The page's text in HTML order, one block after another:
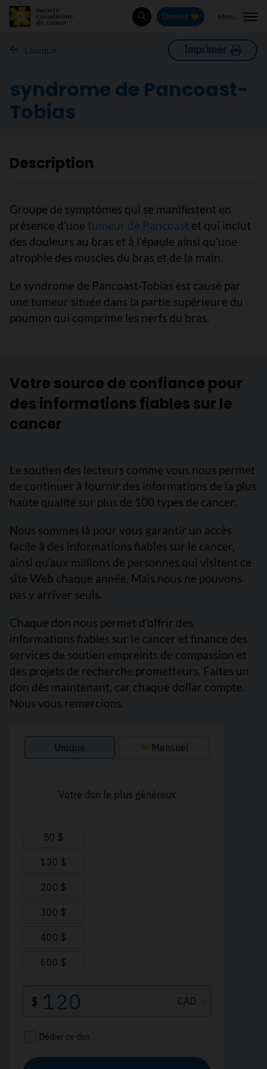
Rechercher
Donnez Menu
Lexique Imprimer
syndrome de Pancoast-
Tobias
Description
Groupe de symptômes qui se manifestent en
présence d’une tumeur de Pancoast et qui inclut
des douleurs au bras et à l’épaule ainsi qu’une
atrophie des muscles du bras et de la main.
Le syndrome de Pancoast-Tobias est causé par
une tumeur située dans la partie supérieure du
poumon qui comprime les nerfs du bras.
Votre source de confiance pour
des informations fiables sur le
cancer
Le soutien des lecteurs comme vous nous permet
de continuer à fournir des informations de la plus
haute qualité sur plus de 100 types de cancer.
Nous sommes là pour vous garantir un accès
facile à des informations fiables sur le cancer,
ainsi qu’aux millions de personnes qui visitent ce
site Web chaque année. Mais nous ne pouvons
pas y arriver seuls.
Chaque don nous permet d’offrir des
informations fiables sur le cancer et finance des
services de soutien empreints de compassion et
des projets de recherche prometteurs. Faites un
don dès maintenant, car chaque dollar compte.
Nous vous remercions.